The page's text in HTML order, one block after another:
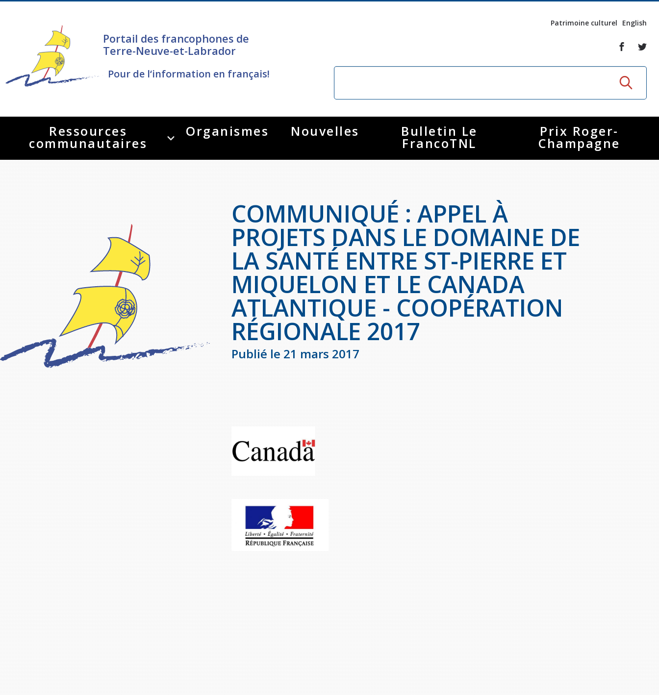
Portail des francophones de
Terre-Neuve-et-Labrador
Pour de l‘information en français!
Patrimoine culturel English
Ressources
communautaires
Organismes Nouvelles Bulletin Le
FrancoTNL
Prix Roger-
Champagne
COMMUNIQUÉ : APPEL À
PROJETS DANS LE DOMAINE DE
LA SANTÉ ENTRE ST-PIERRE ET
MIQUELON ET LE CANADA
ATLANTIQUE - COOPÉRATION
RÉGIONALE 2017
Publié le 21 mars 2017